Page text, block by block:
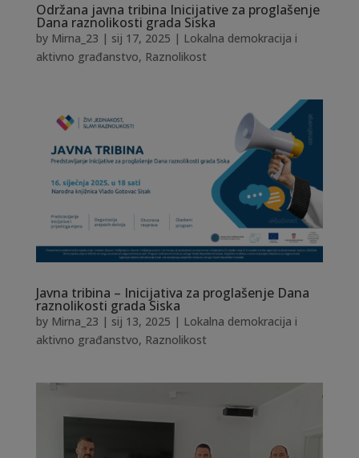
Održana javna tribina Inicijative za proglašenje
Dana raznolikosti grada Siska
by Mirna_23 | sij 17, 2025 | Lokalna demokracija i
aktivno građanstvo, Raznolikost
Javna tribina – Inicijativa za proglašenje Dana
raznolikosti grada Siska
by Mirna_23 | sij 13, 2025 | Lokalna demokracija i
aktivno građanstvo, Raznolikost